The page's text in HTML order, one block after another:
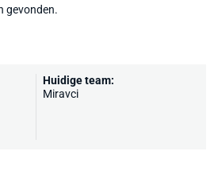
gevonden.
Huidige team:
Miravci